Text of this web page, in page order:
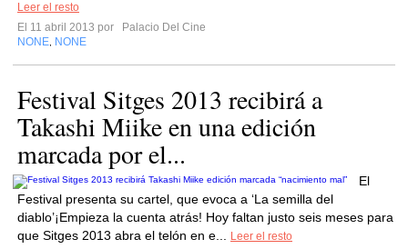
Leer el resto
El 11 abril 2013 por
Palacio Del Cine
NONE NONE
Festival Sitges 2013 recibirá a
Takashi Miike en una edición
marcada por el...
El
Festival presenta su cartel, que evoca a ‘La semilla del
diablo’¡Empieza la cuenta atrás! Hoy faltan justo seis meses para
que Sitges 2013 abra el telón en e...
Leer el resto